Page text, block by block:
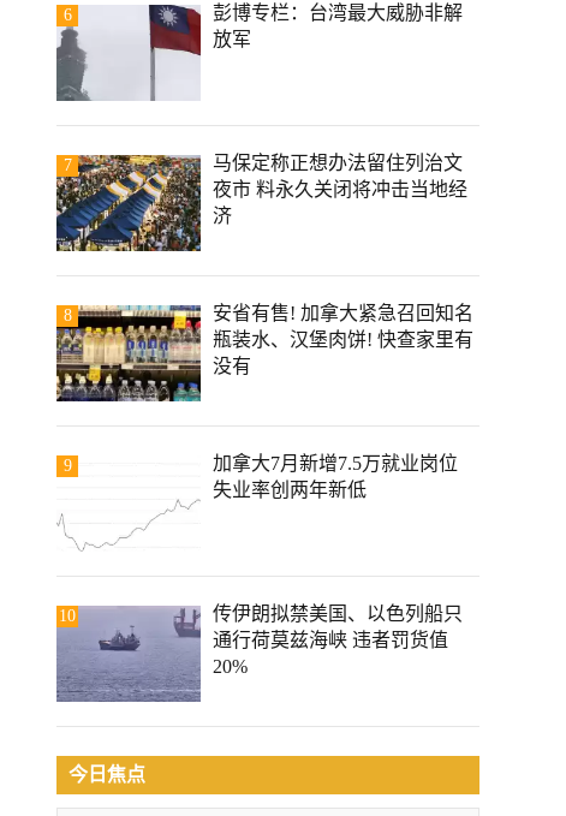
6
彭博专栏：台湾最大威胁非解
放军
7
马保定称正想办法留住列治文
夜市 料永久关闭将冲击当地经
济
8
安省有售! 加拿大紧急召回知名
瓶装水、汉堡肉饼! 快查家里有
没有
9
加拿大7月新增7.5万就业岗位
失业率创两年新低
10
传伊朗拟禁美国、以色列船只
通行荷莫兹海峡 违者罚货值
20%
今日焦点